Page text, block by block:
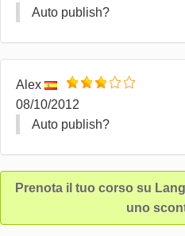
Auto publish?
Alex
08/10/2012
Auto publish?
Prenota il tuo corso su
uno